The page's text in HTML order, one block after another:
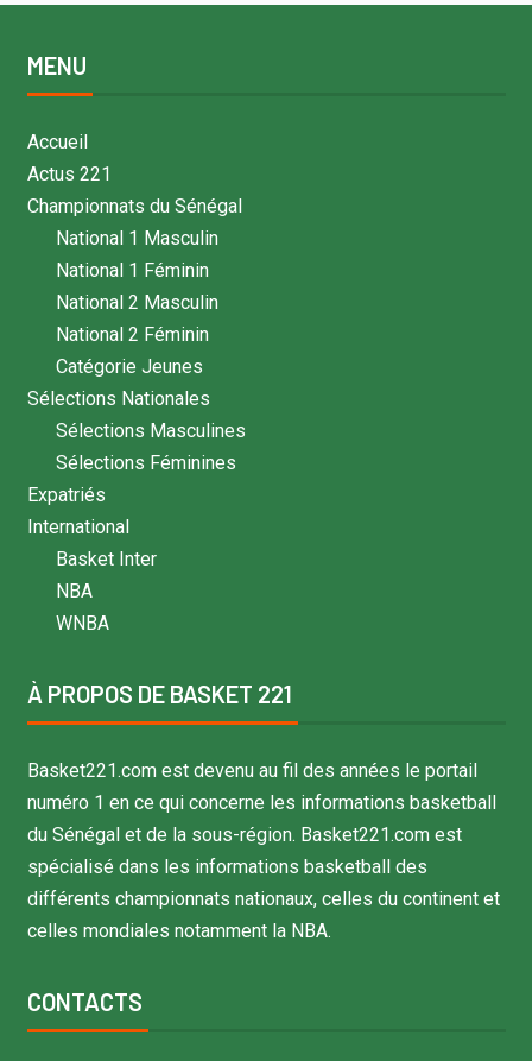
MENU
Accueil
Actus 221
Championnats du Sénégal
National 1 Masculin
National 1 Féminin
National 2 Masculin
National 2 Féminin
Catégorie Jeunes
Sélections Nationales
Sélections Masculines
Sélections Féminines
Expatriés
International
Basket Inter
NBA
WNBA
À PROPOS DE BASKET 221
Basket221.com est devenu au fil des années le portail
numéro 1 en ce qui concerne les informations basketball
du Sénégal et de la sous-région. Basket221.com est
spécialisé dans les informations basketball des
différents championnats nationaux, celles du continent et
celles mondiales notamment la NBA.
CONTACTS